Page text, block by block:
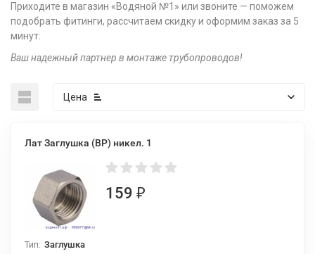
Приходите в магазин «Водяной №1» или звоните — поможем
подобрать фитинги, рассчитаем скидку и оформим заказ за 5
минут.
Ваш надежный партнер в монтаже трубопроводов!
Цена
Лат Заглушка (ВР) никел. 1
159 ₽
Тип: Заглушка